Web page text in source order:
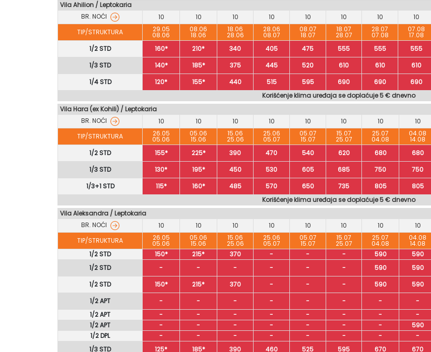
Vila Ahilion / Leptokaria
BR. NOĆI
10 10 10 10 10 10 10 10
TIP/STRUKTURA
29.05
08.06
08.06
18.06
18.06
28.06
28.06
08.07
08.07
18.07
18.07
28.07
28.07
07.08
07.08
17.08
1/2 STD
160* 210* 340 405 475 555 555 555
1/3 STD
140* 185* 375 445 520 610 610 610
1/4 STD
120* 155* 440 515 595 690 690 690
Korišćenje klima uređaja se doplaćuje 5 € dnevno
Vila Hara (ex Kohili) / Leptokaria
BR. NOĆI
10 10 10 10 10 10 10 10
TIP/STRUKTURA
26.05
05.06
05.06
15.06
15.06
25.06
25.06
05.07
05.07
15.07
15.07
25.07
25.07
04.08
04.08
14.08
1/2 STD
155* 225* 390 470 540 620 680 680
1/3 STD
130* 195* 450 530 605 685 750 750
1/3+1 STD
115* 160* 485 570 650 735 805 805
Korišćenje klima uređaja se doplaćuje 5 € dnevno
Vila Aleksandra / Leptokaria
BR. NOĆI
10 10 10 10 10 10 10 10
TIP/STRUKTURA
26.05
05.06
05.06
15.06
15.06
25.06
25.06
05.07
05.07
15.07
15.07
25.07
25.07
04.08
04.08
14.08
1/2 STD
150* 215* 370 - - - 590 590
1/2 STD
- - - - - - 590 590
1/2 STD
150* 215* 370 - - - 590 590
1/2 APT
- - - - - - - -
1/2 APT
- - - - - - - -
1/2 APT
- - - - - - - 590
1/2 DPL
- - - - - - - -
1/3 STD
125* 185* 390 460 525 595 670 670